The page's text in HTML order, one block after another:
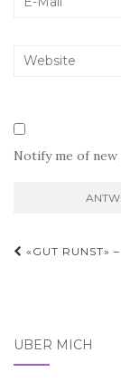
Notify me of new
«GUT RUNST»
ÜBER MICH